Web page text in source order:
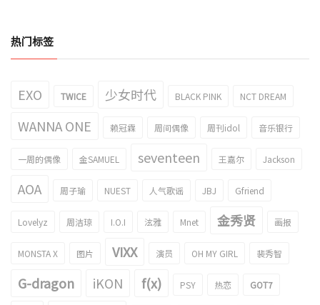
热门标签
EXO TWICE 少女时代 BLACK PINK NCT DREAM
WANNA ONE 赖冠霖 周间偶像 周刊idol 音乐银行
一周的偶像 金SAMUEL seventeen 王嘉尔 Jackson
AOA 周子瑜 NUEST 人气歌谣 JBJ Gfriend
Lovelyz 周洁琼 I.O.I 泫雅 Mnet 金秀贤 画报
MONSTA X 图片 VIXX 演员 OH MY GIRL 裴秀智
G-dragon iKON f(x) PSY 热恋 GOT7